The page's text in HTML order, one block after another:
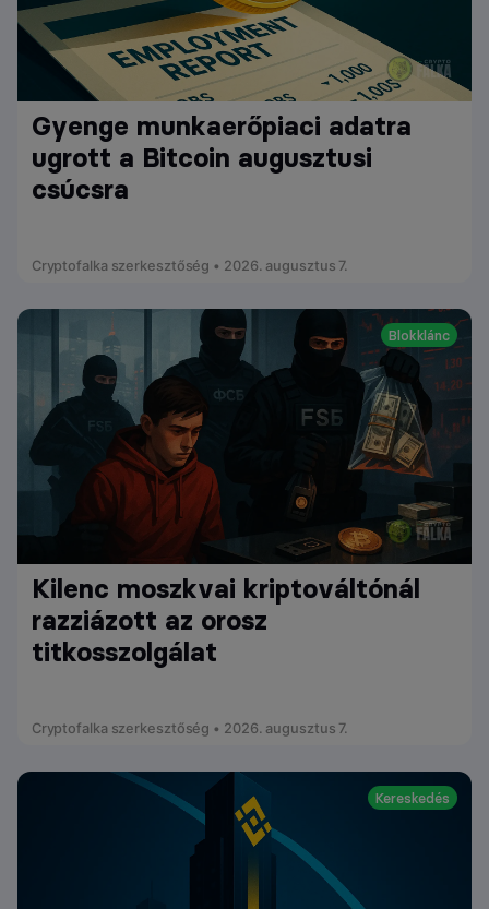
Gyenge munkaerőpiaci adatra
ugrott a Bitcoin augusztusi
csúcsra
Cryptofalka szerkesztőség • 2026. augusztus 7.
Blokklánc
Kilenc moszkvai kriptováltónál
razziázott az orosz
titkosszolgálat
Cryptofalka szerkesztőség • 2026. augusztus 7.
Kereskedés